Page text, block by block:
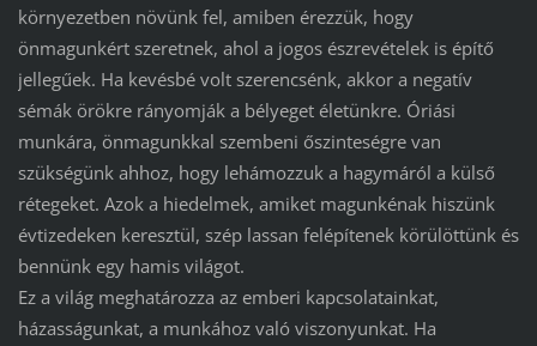
környezetben növünk fel, amiben érezzük, hogy
önmagunkért szeretnek, ahol a jogos észrevételek is építő
jellegűek. Ha kevésbé volt szerencsénk, akkor a negatív
sémák örökre rányomják a bélyeget életünkre. Óriási
munkára, önmagunkkal szembeni őszinteségre van
szükségünk ahhoz, hogy lehámozzuk a hagymáról a külső
rétegeket. Azok a hiedelmek, amiket magunkénak hiszünk
évtizedeken keresztül, szép lassan felépítenek körülöttünk és
bennünk egy hamis világot.
Ez a világ meghatározza az emberi kapcsolatainkat,
házasságunkat, a munkához való viszonyunkat. Ha